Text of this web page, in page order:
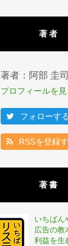
著者
著者：阿部 圭司
プロフィールを見
フォローする
RSSを登録
著書
いちばん
広告の教
利益を生